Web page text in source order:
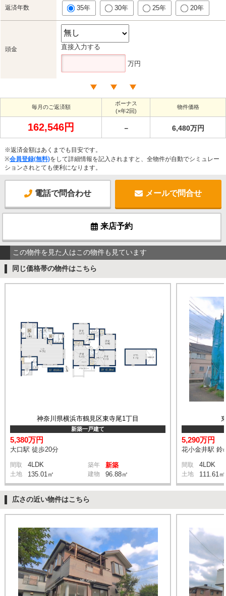
返済年数 35年 30年 25年 20年
頭金 直接入力する
万円
毎月のご返済額
ボーナス
(×年2回)
物件価格
162,546円 － 6,480万円
※返済金額はあくまでも目安です。
※会員登録(無料)をして詳細情報を記入されますと、全物件が自動でシミュレー
ションされとても便利になります。
電話で問合わせ メールで問合せ
来店予約
この物件を見た人はこの物件も見ています
同じ価格帯の物件はこちら
神奈川県横浜市鶴見区東寺尾1丁目
新築一戸建て
5,380万円
大口駅 徒歩20分
間取 4LDK 築年 新築
土地 135.01㎡ 建物 96.88㎡
5,290万円
花小金井駅 鈴
間取 4LDK
土地 111.61㎡
広さの近い物件はこちら